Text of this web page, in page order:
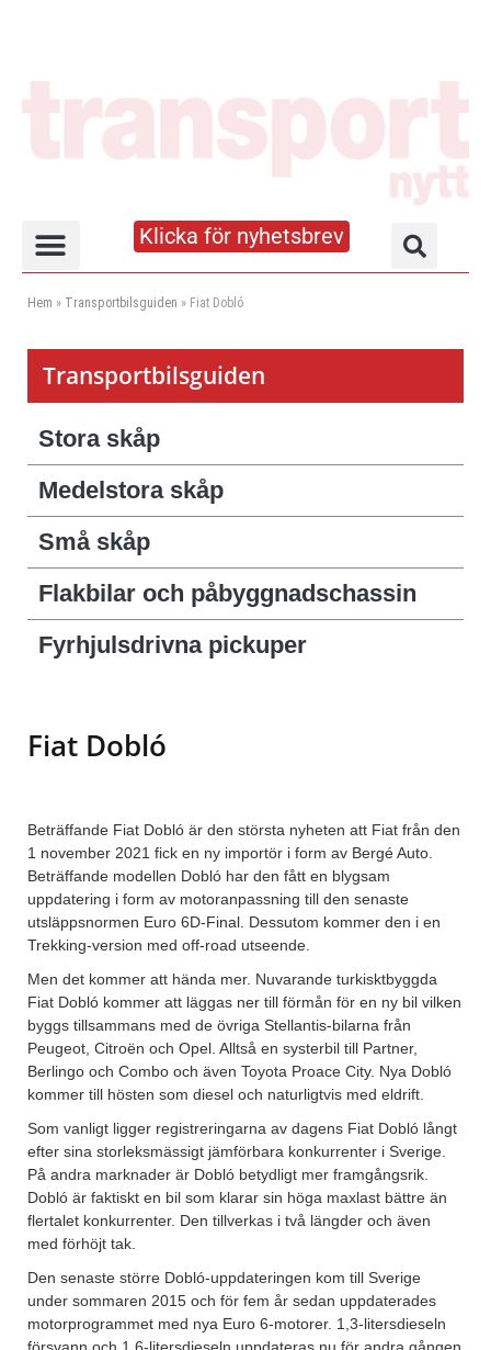
Klicka för nyhetsbrev
Hem » Transportbilsguiden » Fiat Dobló
Transportbilsguiden
Stora skåp
Medelstora skåp
Små skåp
Flakbilar och påbyggnadschassin
Fyrhjulsdrivna pickuper
Fiat Dobló
Beträffande Fiat Dobló är den största nyheten att Fiat från den
1 november 2021 fick en ny importör i form av Bergé Auto.
Beträffande modellen Dobló har den fått en blygsam
uppdatering i form av motoranpassning till den senaste
utsläppsnormen Euro 6D-Final. Dessutom kommer den i en
Trekking-version med off-road utseende.
Men det kommer att hända mer. Nuvarande turkisktbyggda
Fiat Dobló kommer att läggas ner till förmån för en ny bil vilken
byggs tillsammans med de övriga Stellantis-bilarna från
Peugeot, Citroën och Opel. Alltså en systerbil till Partner,
Berlingo och Combo och även Toyota Proace City. Nya Dobló
kommer till hösten som diesel och naturligtvis med eldrift.
Som vanligt ligger registreringarna av dagens Fiat Dobló långt
efter sina storleksmässigt jämförbara konkurrenter i Sverige.
På andra marknader är Dobló betydligt mer framgångsrik.
Dobló är faktiskt en bil som klarar sin höga maxlast bättre än
flertalet konkurrenter. Den tillverkas i två längder och även
med förhöjt tak.
Den senaste större Dobló-uppdateringen kom till Sverige
under sommaren 2015 och för fem år sedan uppdaterades
motorprogrammet med nya Euro 6-motorer. 1,3-litersdieseln